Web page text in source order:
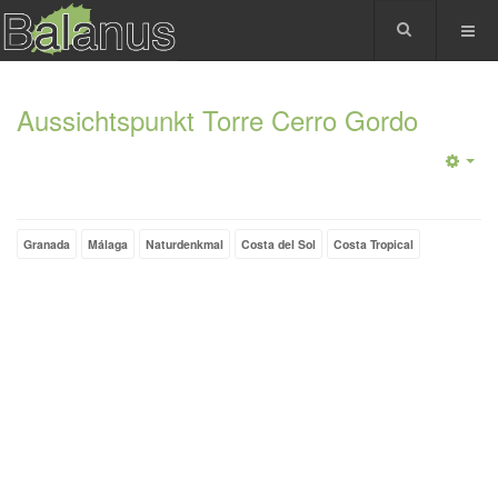
Aussichtspunkt Torre Cerro Gordo
Granada Málaga Naturdenkmal Costa del Sol Costa Tropical